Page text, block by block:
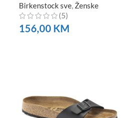
Birkenstock sve, Ženske
(5)
156,00 KM